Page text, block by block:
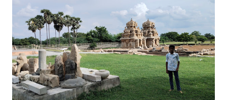
பல்கலைக்கழகத்தின் சிறப்புக் கல்வி மற்றும் மறுவாழ்வு அறிவியல்
துறை, மற்றும் டாக்டர் அழகப்பா கல்வி அறிவியல் நிறுவனம் , மற்றும்
காரைக்குடி ஹெரிடேஜ் ரோட்டரி கிளப், மற்றும் மாற்றுத்
திறனாளிகளுக்கான மல்டிமோடல் மெட்டீரியல் உற்பத்திக்கான மையம்,
மற்றும் ஐடி மற்றும் ஆட்டிசத்திற்கான அழகப்பா பல்கலைக்கழக
சிறப்புப் பள்ளி சார்பில் இந்த ஆணடு விழா சர்வதேச மாற்று...